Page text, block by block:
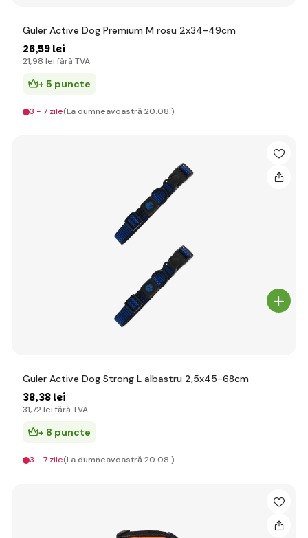
Guler Active Dog Premium M rosu 2x34-49cm
26,59 lei
21,98 lei fără TVA
+ 5 puncte
3 - 7 zile(La dumneavoastră 20.08.)
Guler Active Dog Strong L albastru 2,5x45-68cm
38,38 lei
31,72 lei fără TVA
+ 8 puncte
3 - 7 zile(La dumneavoastră 20.08.)